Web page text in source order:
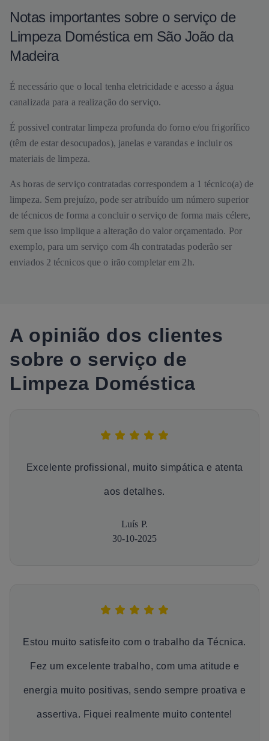
Notas importantes sobre o serviço de
Limpeza Doméstica em São João da
Madeira
É necessário que o local tenha eletricidade e acesso a água
canalizada para a realização do serviço.
É possivel contratar limpeza profunda do forno e/ou frigorífico
(têm de estar desocupados), janelas e varandas e incluir os
materiais de limpeza.
As horas de serviço contratadas correspondem a 1 técnico(a) de
limpeza. Sem prejuízo, pode ser atribuído um número superior
de técnicos de forma a concluir o serviço de forma mais célere,
sem que isso implique a alteração do valor orçamentado. Por
exemplo, para um serviço com 4h contratadas poderão ser
enviados 2 técnicos que o irão completar em 2h.
A opinião dos clientes
sobre o serviço de
Limpeza Doméstica
Excelente profissional, muito simpática e atenta
aos detalhes.
Luís P.
30-10-2025
Estou muito satisfeito com o trabalho da Técnica.
Fez um excelente trabalho, com uma atitude e
energia muito positivas, sendo sempre proativa e
assertiva. Fiquei realmente muito contente!